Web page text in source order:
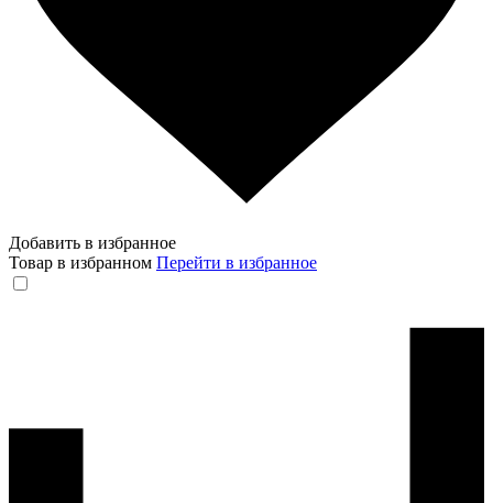
Добавить в избранное
Товар в избранном Перейти в избранное